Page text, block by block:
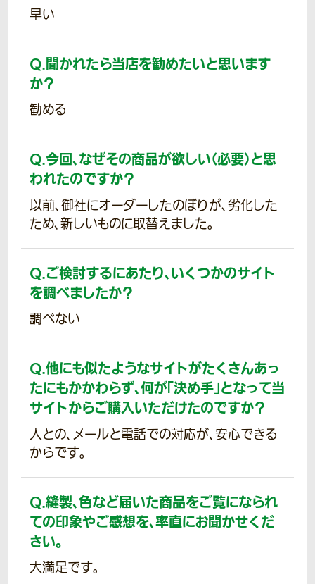
早い
Q.聞かれたら当店を勧めたいと思います
か？
勧める
Q.今回、なぜその商品が欲しい（必要）と思
われたのですか？
以前、御社にオーダーしたのぼりが、劣化した
ため、新しいものに取替えました。
Q.ご検討するにあたり、いくつかのサイト
を調べましたか？
調べない
Q.他にも似たようなサイトがたくさんあっ
たにもかかわらず、何が「決め手」となって当
サイトからご購入いただけたのですか？
人との、メールと電話での対応が、安心できる
からです。
Q.縫製、色など届いた商品をご覧になられ
ての印象やご感想を、率直にお聞かせくだ
さい。
大満足です。